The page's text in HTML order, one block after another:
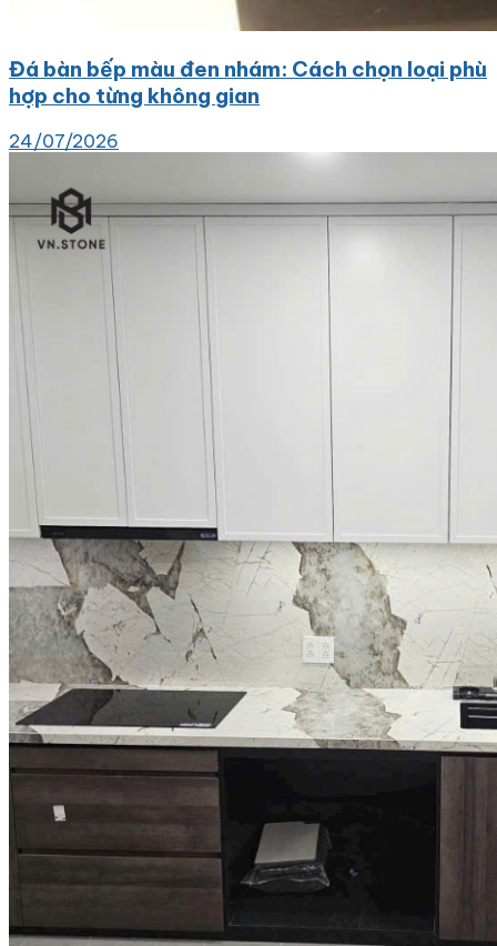
Đá bàn bếp màu đen nhám: Cách chọn loại phù
hợp cho từng không gian
24/07/2026